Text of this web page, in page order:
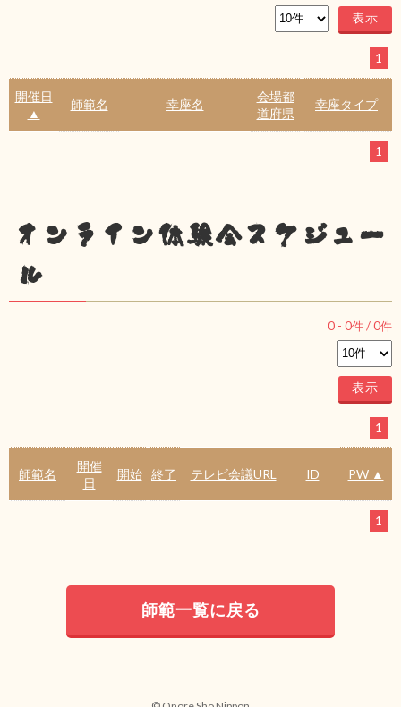
1
開催日
▲
師範名 幸座名
会場都
道府県
幸座タイプ
1
オンライン体験会スケジュー
ル
0 - 0件 /0件
1
師範名
開催
日
開始 終了 テレビ会議URL ID PW ▲
1
師範一覧に戻る